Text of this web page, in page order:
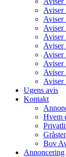
Aviser
Aviser
Aviser
Aviser
Aviser
Aviser
Aviser
Aviser
Aviser
Ugens avis
Kontakt
Hvem
Bov
Annoncering